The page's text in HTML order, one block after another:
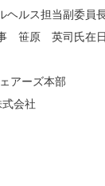
ルス担当副委員
笹原 英司氏在日
アーズ本部
会社